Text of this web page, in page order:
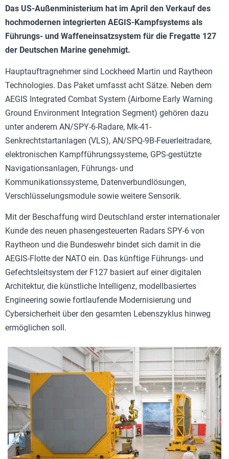
Das US-Außenministerium hat im April den Verkauf des
hochmodernen integrierten AEGIS-Kampfsystems als
Führungs- und Waffeneinsatzsystem für die Fregatte 127
der Deutschen Marine genehmigt.
Hauptauftragnehmer sind Lockheed Martin und Raytheon
Technologies. Das Paket umfasst acht Sätze. Neben dem
AEGIS Integrated Combat System (Airborne Early Warning
Ground Environment Integration Segment) gehören dazu
unter anderem AN/SPY-6-Radare, Mk-41-
Senkrechtstartanlagen (VLS), AN/SPQ-9B-Feuerleitradare,
elektronischen Kampfführungssysteme, GPS-gestützte
Navigationsanlagen, Führungs- und
Kommunikationssysteme, Datenverbundlösungen,
Verschlüsselungsmodule sowie weitere Sensorik.
Mit der Beschaffung wird Deutschland erster internationaler
Kunde des neuen phasengesteuerten Radars SPY-6 von
Raytheon und die Bundeswehr bindet sich damit in die
AEGIS-Flotte der NATO ein. Das künftige Führungs- und
Gefechtsleitsystem der F127 basiert auf einer digitalen
Architektur, die künstliche Intelligenz, modellbasiertes
Engineering sowie fortlaufende Modernisierung und
Cybersicherheit über den gesamten Lebenszyklus hinweg
ermöglichen soll.